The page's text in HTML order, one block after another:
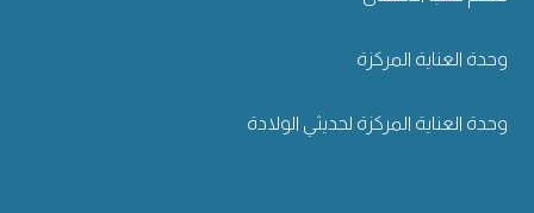
وحدة العناية المركزة
وحدة العناية المركزة لحديثي الولادة